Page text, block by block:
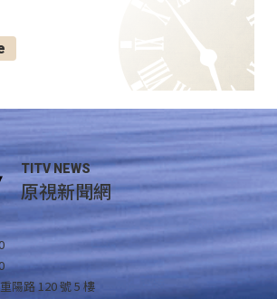
TITV NEWS
原視新聞網
陽路 120 號 5 樓